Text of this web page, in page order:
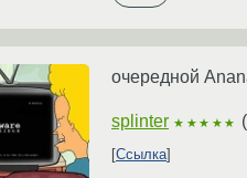
очередной
splinter ★★★★★ (
Ссылка